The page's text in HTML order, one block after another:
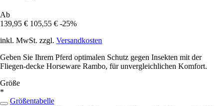
Ab
139,95 € 105,55 € -25%
inkl. MwSt. zzgl. Versandkosten
Geben Sie Ihrem Pferd optimalen Schutz gegen Insekten mit der
Fliegen-decke Horseware Rambo, für unvergleichlichen Komfort.
Größe
*
Größentabelle